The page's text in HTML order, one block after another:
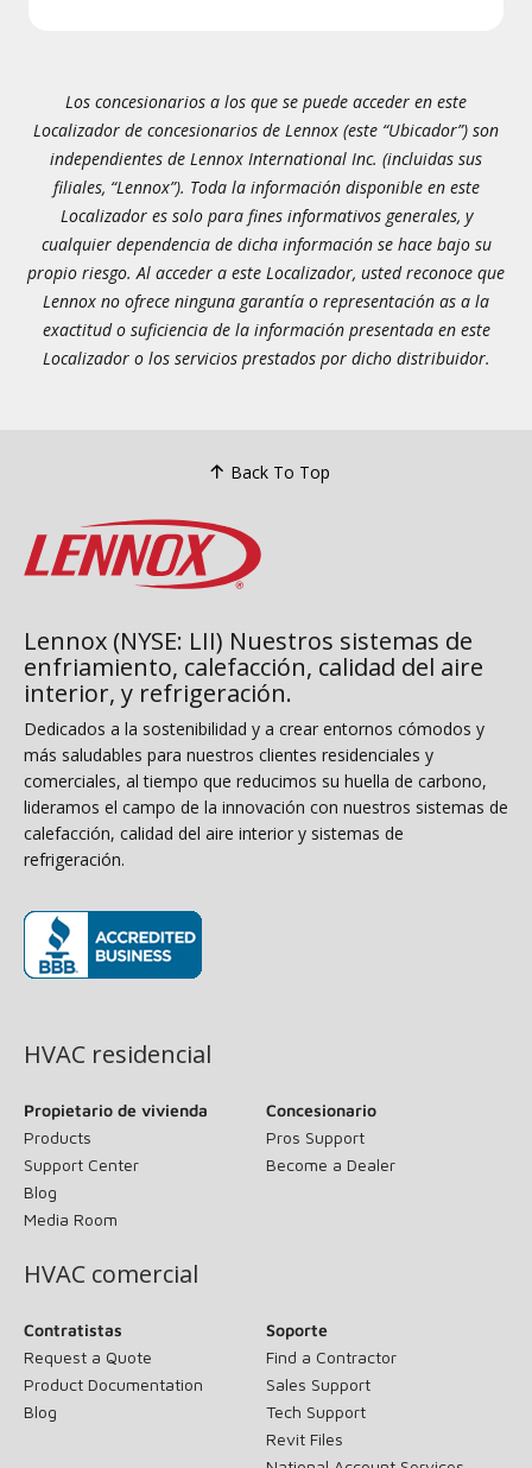
Los concesionarios a los que se puede acceder en este
Localizador de concesionarios de Lennox (este “Ubicador”) son
independientes de Lennox International Inc. (incluidas sus
filiales, “Lennox”). Toda la información disponible en este
Localizador es solo para fines informativos generales, y
cualquier dependencia de dicha información se hace bajo su
propio riesgo. Al acceder a este Localizador, usted reconoce que
Lennox no ofrece ninguna garantía o representación as a la
exactitud o suficiencia de la información presentada en este
Localizador o los servicios prestados por dicho distribuidor.
Back To Top
Lennox (NYSE: LII) Nuestros sistemas de
enfriamiento, calefacción, calidad del aire
interior, y refrigeración.
Dedicados a la sostenibilidad y a crear entornos cómodos y
más saludables para nuestros clientes residenciales y
comerciales, al tiempo que reducimos su huella de carbono,
lideramos el campo de la innovación con nuestros sistemas de
calefacción, calidad del aire interior y sistemas de
refrigeración.
HVAC residencial
Propietario de vivienda
Products
Support Center
Blog
Media Room
Concesionario
Pros Support
Become a Dealer
HVAC comercial
Contratistas
Request a Quote
Product Documentation
Blog
Soporte
Find a Contractor
Sales Support
Tech Support
Revit Files